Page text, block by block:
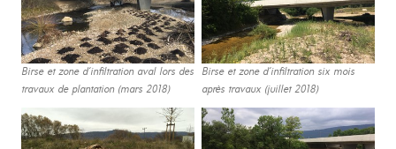
Birse et zone d‘infiltration aval lors des
travaux de plantation (mars 2018)
Birse et zone d‘infiltration six mois
après travaux (juillet 2018)